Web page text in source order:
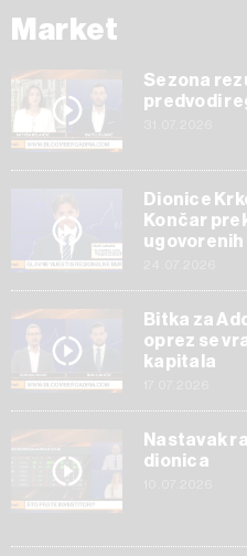
Market
Sezona
predvodi
Dionice
Končar
ugovorenih
Bitka za
oprez se
kapitala
Nastavak
dionica